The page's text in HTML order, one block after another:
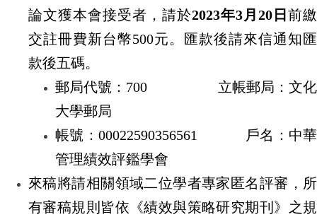
論文獲本會接受者，請於2023年3 月 20 日 前繳
交註冊費新台幣500元。匯款後請來信通知匯
款後五碼。
郵局代號： 700 立帳郵局：文化
大學郵局
帳號： 00022590356561
戶名：中華
管理績效評鑑學會
來稿將請相關領域二位學者專家匿名評審，所
有審稿規則皆依《績效與策略研究期刊》之規